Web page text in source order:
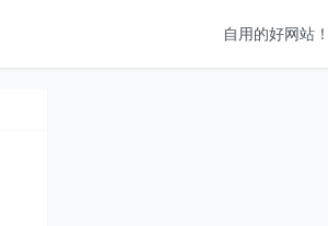
自用的好网站！